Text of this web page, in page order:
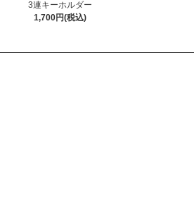
3連キーホルダー
1,700円(税込)